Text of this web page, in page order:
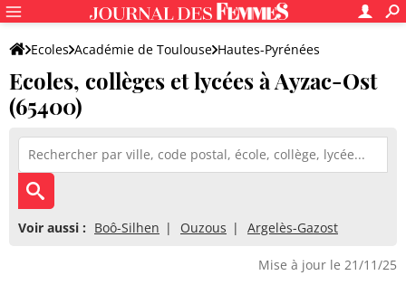
Ecoles Académie de Toulouse Hautes-Pyrénées
Ecoles, collèges et lycées à Ayzac-Ost
(65400)
Voir aussi : Boô-Silhen Ouzous Argelès-Gazost
Mise à jour le 21/11/25